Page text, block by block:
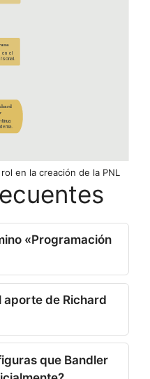
en la creación de la PNL
«Programación
aporte de Richard
que Bandler